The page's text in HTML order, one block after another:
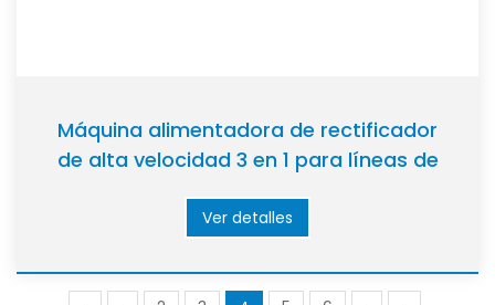
Máquina alimentadora de rectificador
de alta velocidad 3 en 1 para líneas de
Ver detalles